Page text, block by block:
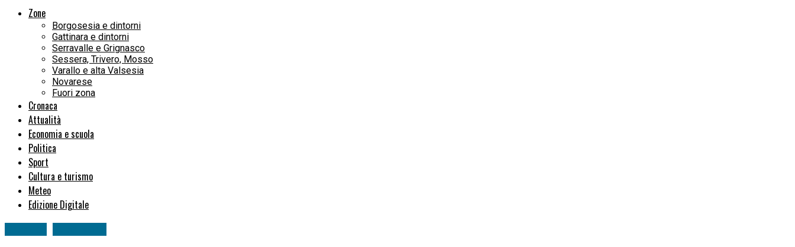
Zone
Borgosesia e dintorni
Gattinara e dintorni
Serravalle e Grignasco
Sessera, Trivero, Mosso
Varallo e alta Valsesia
Novarese
Fuori zona
Cronaca
Attualità
Economia e scuola
Politica
Sport
Cultura e turismo
Meteo
Edizione Digitale